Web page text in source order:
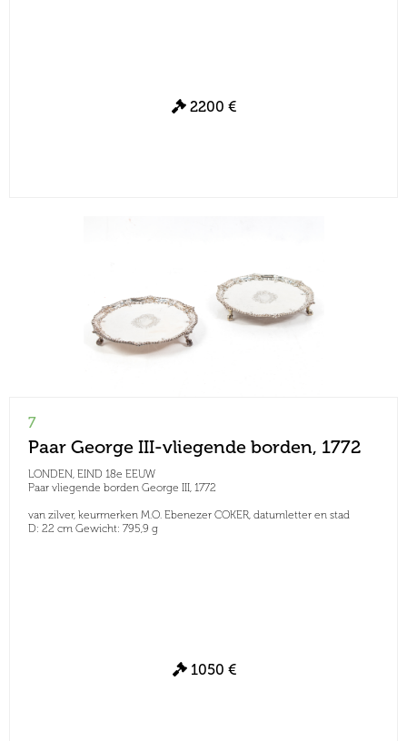
2200 €
7
Paar George III-vliegende borden, 1772
LONDEN, EIND 18e EEUW
Paar vliegende borden George III, 1772
van zilver, keurmerken M.O. Ebenezer COKER, datumletter en stad
D: 22 cm Gewicht: 795,9 g
1050 €